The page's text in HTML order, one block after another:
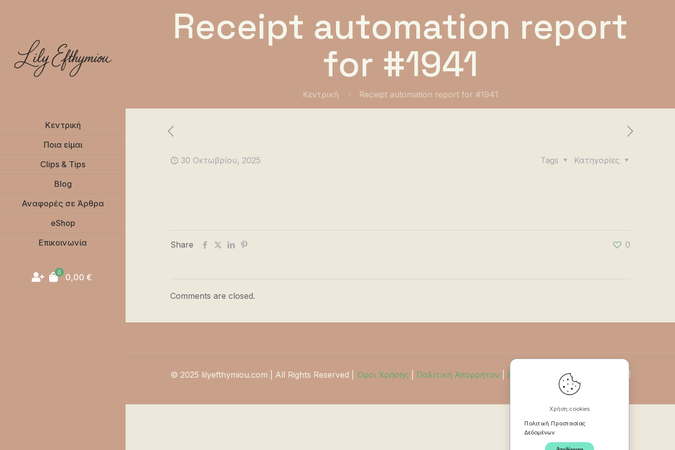
Κεντρική
Ποια είμαι
Clips & Tips
Blog
Αναφορές σε Άρθρα
eShop
Επικοινωνία
0 0,00 €
Receipt automation report
for #1941
Κεντρική Receipt automation report for #1941
30 Οκτωβρίου, 2025 Κατηγορίες
Tags
Share 0
Comments are closed.
© 2025 lilyefthymiou.com | All Rights Reserved | Όροι Χρήσης Πολιτική Απορρήτου Πολιτική Επιστροφών
Χρήση cookies
Πολιτική Προστασίας
Δεδομένων
Αποδέχομαι